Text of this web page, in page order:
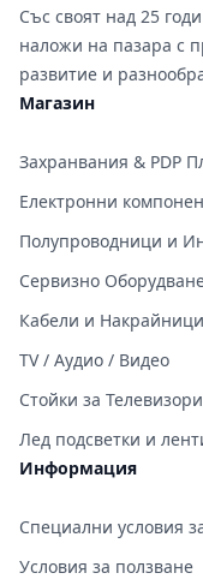
Със своят над 25
наложи на пазара с
развитие и
Магазин
Захранвания & PDP
Електронни
Полупроводници и
Сервизно
Кабели и Накрайници
TV / Аудио / Видео
Стойки за
Лед подсветки и
Информация
Специални условия
Условия за ползване